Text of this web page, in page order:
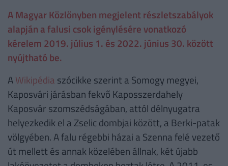
A Magyar Közlönyben megjelent részletszabályok
alapján a falusi csok igénylésére vonatkozó
kérelem 2019. július 1. és 2022. június 30. között
nyújtható be.
AWikipédia szócikke szerint a Somogy megyei,
Kaposvári járásban fekvő Kaposszerdahely
Kaposvár szomszédságában, attól délnyugatra
helyezkedik el a Zselic dombjai között, a Berki-patak
völgyében. A falu régebbi házai a Szenna felé vezető
út mellett és annak közelében állnak, két újabb